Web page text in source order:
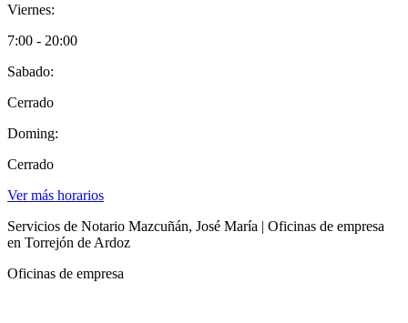
Viernes:
7:00 - 20:00
Sabado:
Cerrado
Doming:
Cerrado
Ver más horarios
Servicios de Notario Mazcuñán, José María | Oficinas de empresa
en Torrejón de Ardoz
Oficinas de empresa